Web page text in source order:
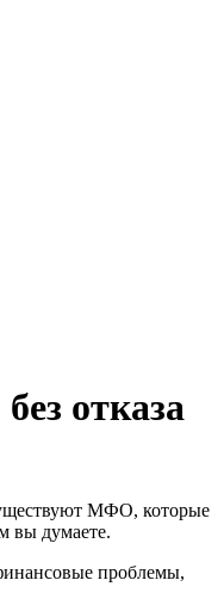
отказа
МФО, которые
вы думаете.
проблемы,